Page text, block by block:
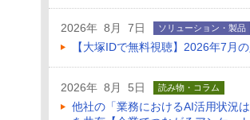
2026年 8月 7日 ソリューション・製品
【大塚IDで無料視聴】2026年7月
2026年 8月 5日 読み物・コラム
他社の「業務におけるAI活用状況